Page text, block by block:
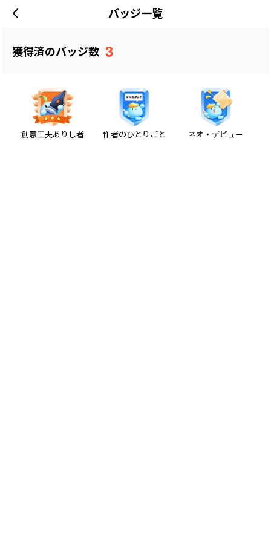
バッジ一覧
獲得済のバッジ数 3
創意工夫ありし者 作者のひとりごと ネオ・デビュー